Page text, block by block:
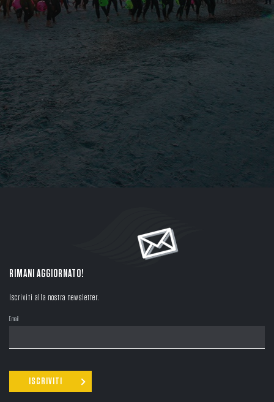
RIMANI AGGIORNATO!
Iscriviti alla nostra newsletter.
Email